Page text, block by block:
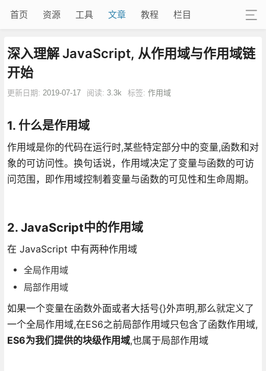
首页 资源 工具 文章 教程 栏目
深入理解 JavaScript, 从作用域与作用域链
开始
更新日期: 2019-07-17 阅读: 3.3k 标签: 作用域
1. 什么是作用域
作用域是你的代码在运行时,某些特定部分中的变量,函数和对
象的可访问性。换句话说，作用域决定了变量与函数的可访
问范围，即作用域控制着变量与函数的可见性和生命周期。
2. JavaScript中的作用域
在 JavaScript 中有两种作用域
全局作用域
局部作用域
如果一个变量在函数外面或者大括号{}外声明,那么就定义了
一个全局作用域,在ES6之前局部作用域只包含了函数作用域,
ES6为我们提供的块级作用域,也属于局部作用域